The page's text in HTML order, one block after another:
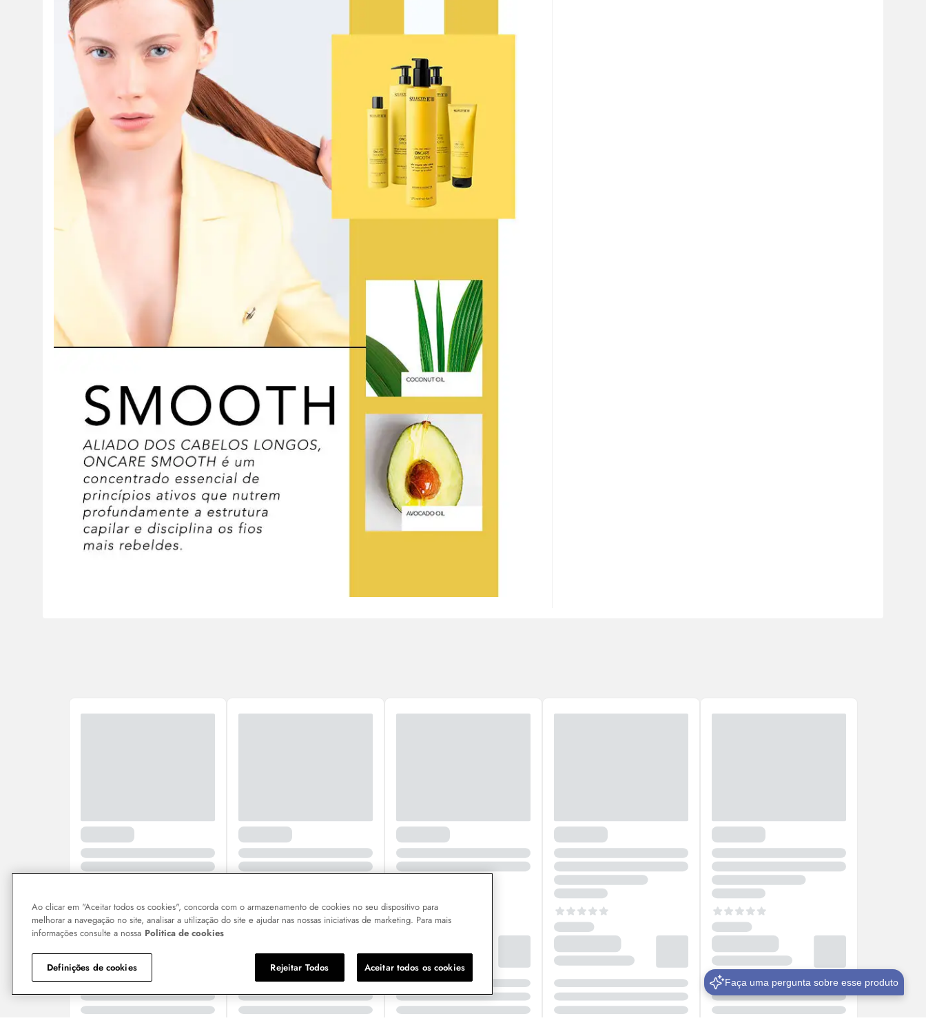
Faça uma pergunta sobre esse produto
Ao clicar em "Aceitar todos os cookies", concorda com o armazenamento de cookies no seu dispositivo para
melhorar a navegação no site, analisar a utilização do site e ajudar nas nossas iniciativas de marketing. Para mais
informações consulte a nossa Politica de cookies
Definições de cookies Rejeitar Todos Aceitar todos os cookies